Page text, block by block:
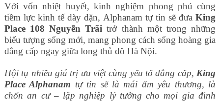
Với vốn nhiệt huyết, kinh nghiệm phong phú cùng
tiềm lực kinh tế dày dặn, Alphanam tự tin sẽ đưaKing
Place 108 Nguyễn Trãi trở thành một trong những
biểu tượng sống mới, mang phong cách sống hoàng gia
đẳng cấp ngay giữa long thủ đô Hà Nội.
Hội tụ nhiều giá trị ưu việt cùng yếu tố đẳng cấp, King
Place Alphanam tự tin sẽ là mái ấm yêu thương, là
chốn an cư – lập nghiệp lý tưởng cho mọi gia đình